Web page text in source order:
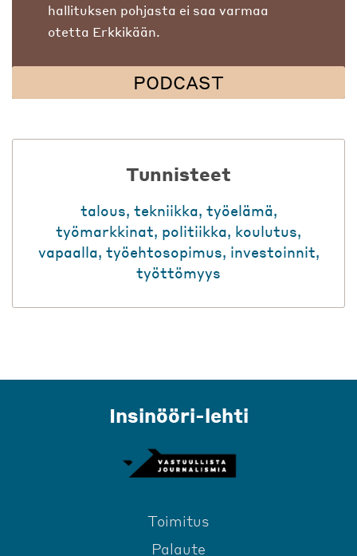
hallituksen pohjasta ei saa varmaa
otetta Erkkikään.
PODCAST
Tunnisteet
talous, tekniikka, työelämä,
työmarkkinat, politiikka, koulutus,
vapaalla, työehtosopimus, investoinnit,
työttömyys
Insinööri-lehti
Toimitus
Palaute